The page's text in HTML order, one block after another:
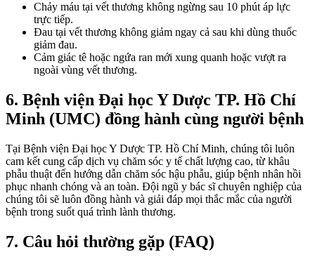
Chảy máu tại vết thương không ngừng sau 10 phút áp lực
trực tiếp.
Đau tại vết thương không giảm ngay cả sau khi dùng thuốc
giảm đau.
Cảm giác tê hoặc ngứa ran mới xung quanh hoặc vượt ra
ngoài vùng vết thương.
6. Bệnh viện Đại học Y Dược TP. Hồ Chí
Minh (UMC) đồng hành cùng người bệnh
Tại Bệnh viện Đại học Y Dược TP. Hồ Chí Minh, chúng tôi luôn
cam kết cung cấp dịch vụ chăm sóc y tế chất lượng cao, từ khâu
phẫu thuật đến hướng dẫn chăm sóc hậu phẫu, giúp bệnh nhân hồi
phục nhanh chóng và an toàn. Đội ngũ y bác sĩ chuyên nghiệp của
chúng tôi sẽ luôn đồng hành và giải đáp mọi thắc mắc của người
bệnh trong suốt quá trình lành thương.
7. Câu hỏi thường gặp (FAQ)